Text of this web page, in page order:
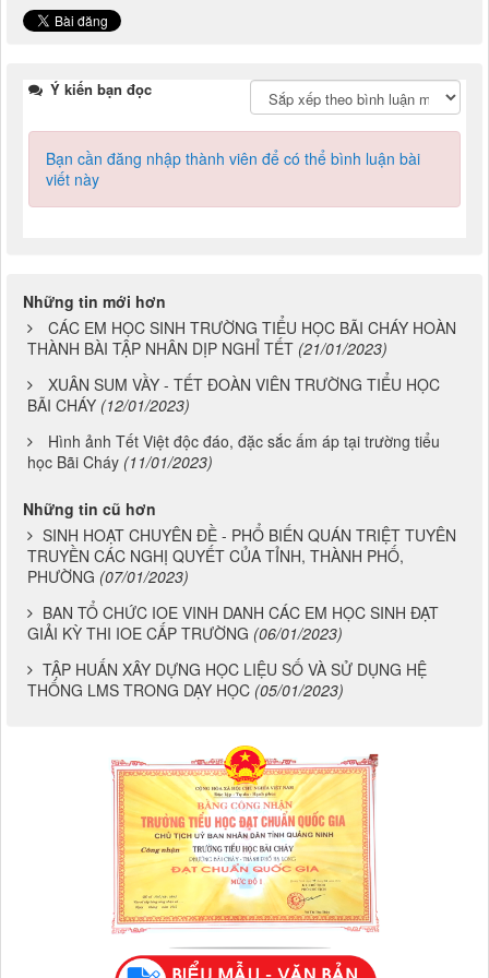
Ý kiến bạn đọc
Bạn cần đăng nhập thành viên để có thể bình luận bài
viết này
Những tin mới hơn
CÁC EM HỌC SINH TRƯỜNG TIỂU HỌC BÃI CHÁY HOÀN
THÀNH BÀI TẬP NHÂN DỊP NGHỈ TẾT (21/01/2023)
XUÂN SUM VẦY - TẾT ĐOÀN VIÊN TRƯỜNG TIỂU HỌC
BÃI CHÁY (12/01/2023)
Hình ảnh Tết Việt độc đáo, đặc sắc ấm áp tại trường tiểu
học Bãi Cháy (11/01/2023)
Những tin cũ hơn
SINH HOẠT CHUYÊN ĐỀ - PHỔ BIẾN QUÁN TRIỆT TUYÊN
TRUYỀN CÁC NGHỊ QUYẾT CỦA TỈNH, THÀNH PHỐ,
PHƯỜNG (07/01/2023)
BAN TỔ CHỨC IOE VINH DANH CÁC EM HỌC SINH ĐẠT
GIẢI KỲ THI IOE CẤP TRƯỜNG (06/01/2023)
TẬP HUẤN XÂY DỰNG HỌC LIỆU SỐ VÀ SỬ DỤNG HỆ
THỐNG LMS TRONG DẠY HỌC (05/01/2023)